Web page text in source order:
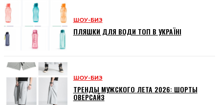
ШОУ-БИЗ
ПЛЯШКИ ДЛЯ ВОДИ ТОП В УКРАЇНІ
ШОУ-БИЗ
ТРЕНДЫ МУЖСКОГО ЛЕТА 2026: ШОРТЫ
ОВЕРСАЙЗ